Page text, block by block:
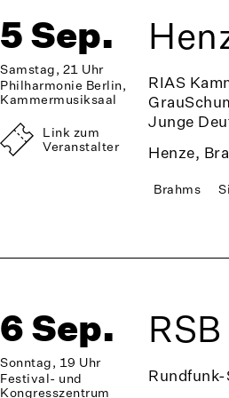
5 Sep.
Samstag, 21 Uhr
Philharmonie Berlin,
Kammermusiksaal
Link zum
Veranstalter
RIAS
Junge
Henze,
Brahms
6 Sep.
Sonntag, 19 Uhr
Festival- und
Kongresszentrum